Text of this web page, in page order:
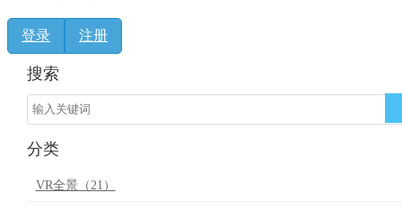
登录 注册
搜索
分类
VR全景（21）